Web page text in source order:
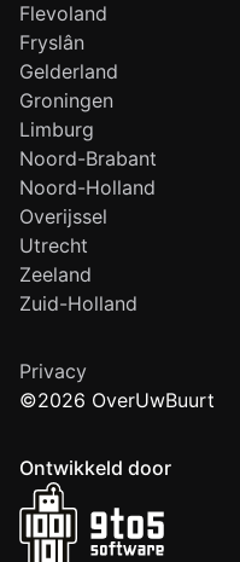
Flevoland
Fryslân
Gelderland
Groningen
Limburg
Noord-Brabant
Noord-Holland
Overijssel
Utrecht
Zeeland
Zuid-Holland
Privacy
©2026 OverUwBuurt
Ontwikkeld door